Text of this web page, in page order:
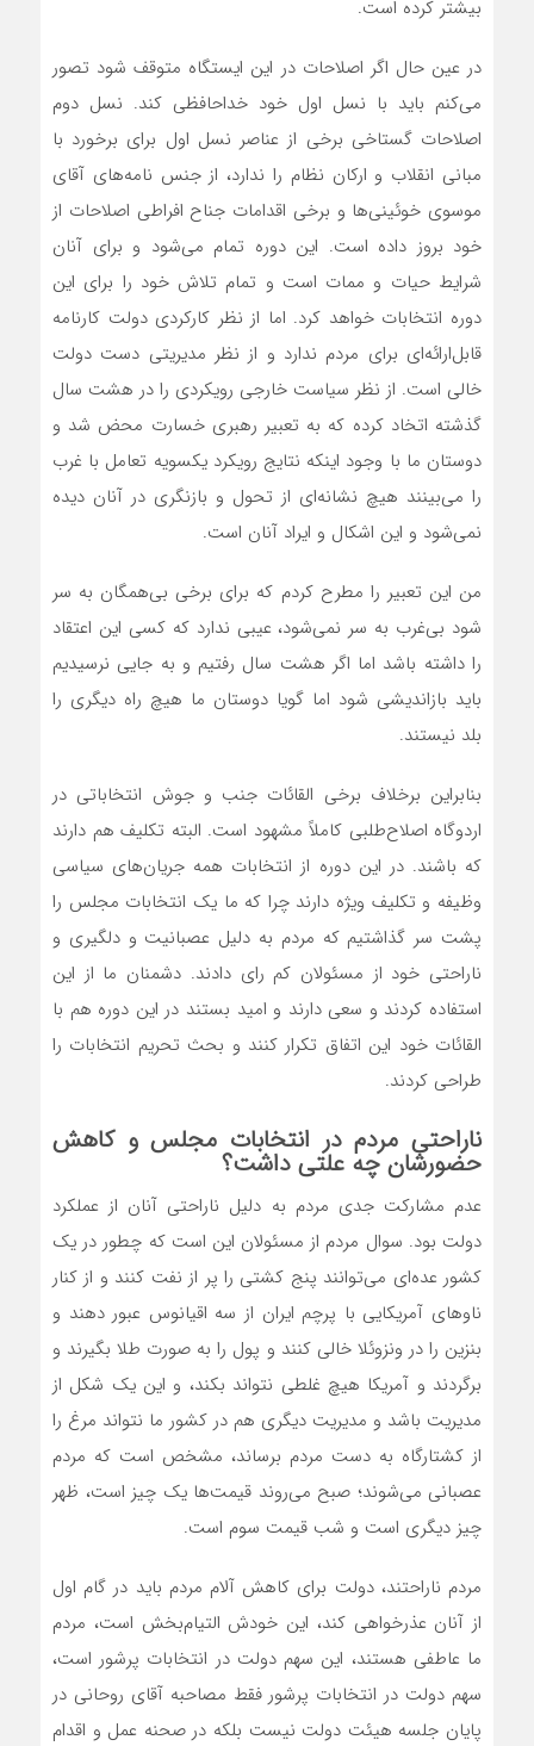
بیشتر کرده است.
در عین حال اگر اصلاحات در این ایستگاه متوقف شود تصور
می‌کنم باید با نسل اول خود خداحافظی کند. نسل دوم
اصلاحات گستاخی برخی از عناصر نسل اول برای برخورد با
مبانی انقلاب و ارکان نظام را ندارد، از جنس نامه‌های آقای
موسوی خوئینی‌ها و برخی اقدامات جناح افراطی اصلاحات از
خود بروز داده است. این دوره تمام می‌شود و برای آنان
شرایط حیات و ممات است و تمام تلاش خود را برای این
دوره انتخابات خواهد کرد. اما از نظر کارکردی دولت کارنامه
قابل‌ارائه‌ای برای مردم ندارد و از نظر مدیریتی دست دولت
خالی است. از نظر سیاست خارجی رویکردی را در هشت سال
گذشته اتخاد کرده که به تعبیر رهبری خسارت محض شد و
دوستان ما با وجود اینکه نتایج رویکرد یکسویه تعامل با غرب
را می‌بینند هیچ نشانه‌ای از تحول و بازنگری در آنان دیده
نمی‌شود و این اشکال و ایراد آنان است.
من این تعبیر را مطرح کردم که برای برخی بی‌همگان به سر
شود بی‌غرب به سر نمی‌شود، عیبی ندارد که کسی این اعتقاد
را داشته باشد اما اگر هشت سال رفتیم و به جایی نرسیدیم
باید بازاندیشی شود اما گویا دوستان ما هیچ راه دیگری را
بلد نیستند.
بنابراین برخلاف برخی القائات جنب و جوش انتخاباتی در
اردوگاه اصلاح‌طلبی کاملاً مشهود است. البته تکلیف هم دارند
که باشند. در این دوره از انتخابات همه جریان‌های سیاسی
وظیفه و تکلیف ویژه دارند چرا که ما یک انتخابات مجلس را
پشت سر گذاشتیم که مردم به دلیل عصبانیت و دلگیری و
ناراحتی خود از مسئولان کم رای دادند. دشمنان ما از این
استفاده کردند و سعی دارند و امید بستند در این دوره هم با
القائات خود این اتفاق تکرار کنند و بحث تحریم انتخابات را
طراحی کردند.
ناراحتی مردم در انتخابات مجلس و کاهش
حضورشان چه علتی داشت؟
عدم مشارکت جدی مردم به دلیل ناراحتی آنان از عملکرد
دولت بود. سوال مردم از مسئولان این است که چطور در یک
کشور عده‌ای می‌توانند پنج کشتی را پر از نفت کنند و از کنار
ناوهای آمریکایی با پرچم ایران از سه اقیانوس عبور دهند و
بنزین را در ونزوئلا خالی کنند و پول را به صورت طلا بگیرند و
برگردند و آمریکا هیچ غلطی نتواند بکند، و این یک شکل از
مدیریت باشد و مدیریت دیگری هم در کشور ما نتواند مرغ را
از کشتارگاه به دست مردم برساند، مشخص است که مردم
عصبانی می‌شوند؛ صبح می‌روند قیمت‌ها یک چیز است، ظهر
چیز دیگری است و شب قیمت سوم است.
مردم ناراحتند، دولت برای کاهش آلام مردم باید در گام اول
از آنان عذرخواهی کند، این خودش التیام‌بخش است، مردم
ما عاطفی هستند، این سهم دولت در انتخابات پرشور است،
سهم دولت در انتخابات پرشور فقط مصاحبه آقای روحانی در
پایان جلسه هیئت دولت نیست بلکه در صحنه عمل و اقدام